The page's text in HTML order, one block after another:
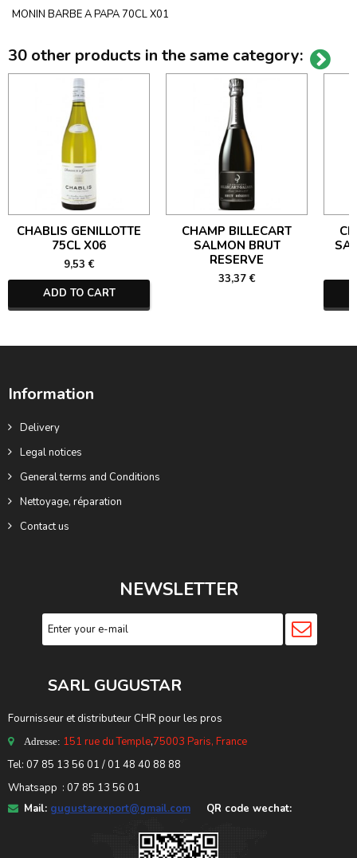
MONIN BARBE A PAPA 70CL X01
30 other products in the same category:
CHABLIS GENILLOTTE
75CL X06
9,53 €
ADD TO CART
CHAMP BILLECART
SALMON BRUT
RESERVE
33,37 €
Information
Delivery
Legal notices
General terms and Conditions
Nettoyage, réparation
Contact us
NEWSLETTER
SARL GUGUSTAR
Fournisseur et distributeur CHR pour les pros
Adresse: 151 rue du Temple,75003 Paris, France
Tel: 07 85 13 56 01 / 01 48 40 88 88
Whatsapp : 07 85 13 56 01
Mail: gugustarexport@gmail.com QR code wechat: